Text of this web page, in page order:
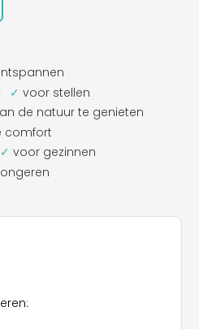
voor stellen
de natuur te genieten
comfort
voor gezinnen